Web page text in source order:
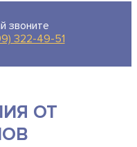
звоните
322-49-51
ОТ